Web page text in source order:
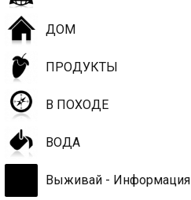
ДОМ
ПРОДУКТЫ
В ПОХОДЕ
ВОДА
Выживай - Информация